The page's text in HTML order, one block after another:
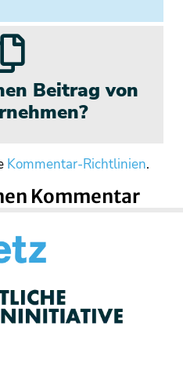
Beitrag von
Kommentar-Richtlinien.
Kommentar